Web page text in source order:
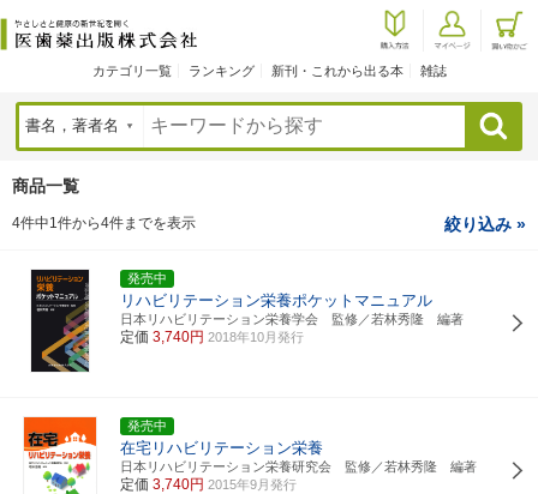
カテゴリ一覧 ランキング 新刊・これから出る本 雑誌
検索
商品一覧
4件中1件から4件までを表示 絞り込み »
発売中
リハビリテーション栄養ポケットマニュアル
日本リハビリテーション栄養学会 監修／若林秀隆 編著
定価 3,740円 2018年10月発行
発売中
在宅リハビリテーション栄養
日本リハビリテーション栄養研究会 監修／若林秀隆 編著
定価 3,740円 2015年9月発行